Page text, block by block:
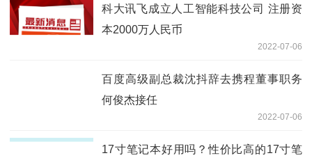
科大讯飞成立人工智能科技公司 注册资
本2000万人民币
2022-07-06
百度高级副总裁沈抖辞去携程董事职务
何俊杰接任
2022-07-06
17寸笔记本好用吗？性价比高的17寸笔